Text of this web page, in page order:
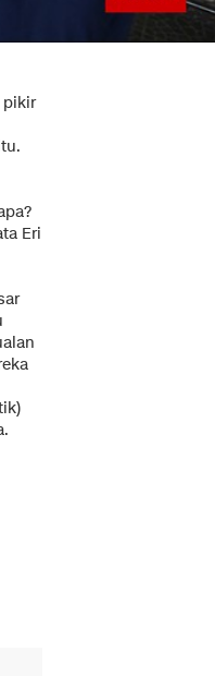
pikir
Eri